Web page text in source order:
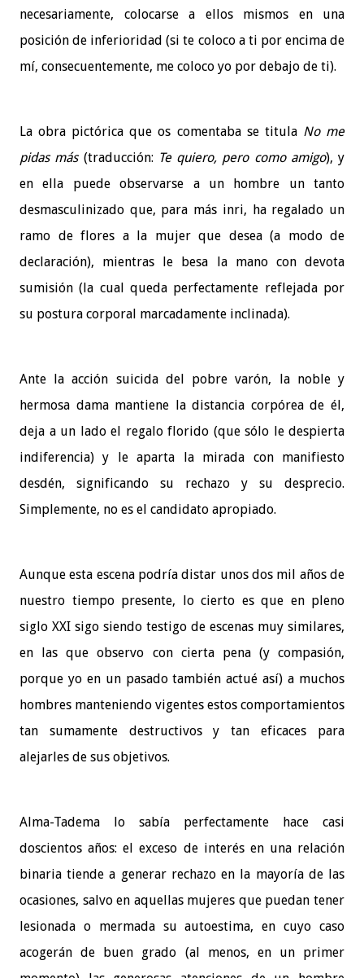
necesariamente, colocarse a ellos mismos en una
posición de inferioridad (si te coloco a ti por encima de
mí, consecuentemente, me coloco yo por debajo de ti).
La obra pictórica que os comentaba se titula No me
pidas más(traducción: Te quiero, pero como amigo), y
en ella puede observarse a un hombre un tanto
desmasculinizado que, para más inri, ha regalado un
ramo de flores a la mujer que desea (a modo de
declaración), mientras le besa la mano con devota
sumisión (la cual queda perfectamente reflejada por
su postura corporal marcadamente inclinada).
Ante la acción suicida del pobre varón, la noble y
hermosa dama mantiene la distancia corpórea de él,
deja a un lado el regalo florido (que sólo le despierta
indiferencia) y le aparta la mirada con manifiesto
desdén, significando su rechazo y su desprecio.
Simplemente, no es el candidato apropiado.
Aunque esta escena podría distar unos dos mil años de
nuestro tiempo presente, lo cierto es que en pleno
siglo XXI sigo siendo testigo de escenas muy similares,
en las que observo con cierta pena (y compasión,
porque yo en un pasado también actué así) a muchos
hombres manteniendo vigentes estos comportamientos
tan sumamente destructivos y tan eficaces para
alejarles de sus objetivos.
Alma-Tadema lo sabía perfectamente hace casi
doscientos años: el exceso de interés en una relación
binaria tiende a generar rechazo en la mayoría de las
ocasiones, salvo en aquellas mujeres que puedan tener
lesionada o mermada su autoestima, en cuyo caso
acogerán de buen grado (al menos, en un primer